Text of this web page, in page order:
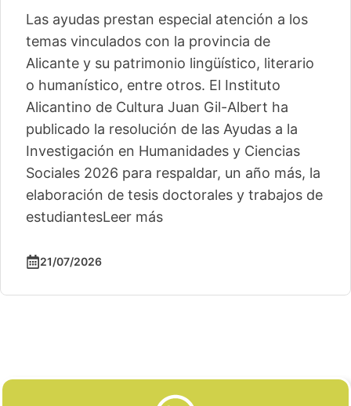
Las ayudas prestan especial atención a los
temas vinculados con la provincia de
Alicante y su patrimonio lingüístico, literario
o humanístico, entre otros. El Instituto
Alicantino de Cultura Juan Gil-Albert ha
publicado la resolución de las Ayudas a la
Investigación en Humanidades y Ciencias
Sociales 2026 para respaldar, un año más, la
elaboración de tesis doctorales y trabajos de
estudiantesLeer más
21/07/2026